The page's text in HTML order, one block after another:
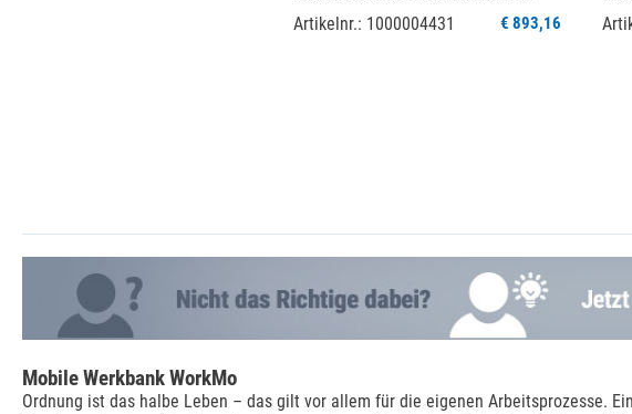
Artikelnr.: 1000004431
€ 893,16
Mobile Werkbank WorkMo
Ordnung ist das halbe Leben – das gilt vor allem für die eigenen Arbeitsprozesse.